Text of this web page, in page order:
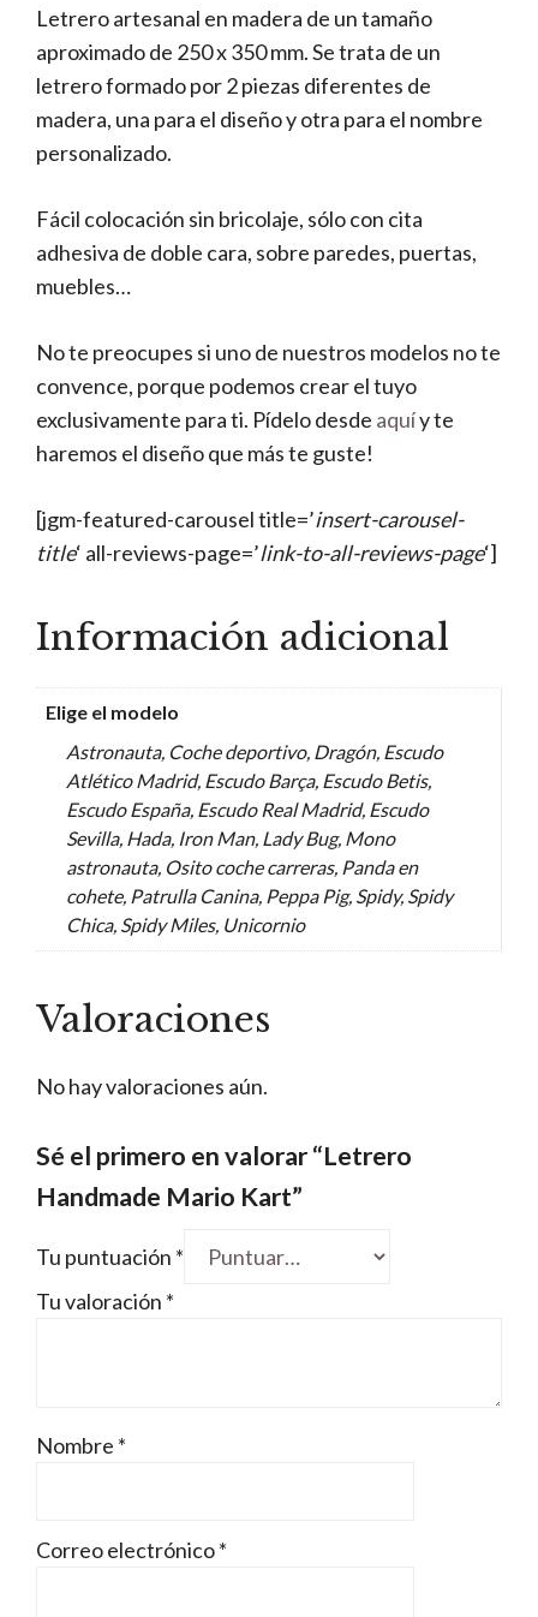
Letrero artesanal en madera de un tamaño
aproximado de 250 x 350 mm. Se trata de un
letrero formado por 2 piezas diferentes de
madera, una para el diseño y otra para el nombre
personalizado.
Fácil colocación sin bricolaje, sólo con cita
adhesiva de doble cara, sobre paredes, puertas,
muebles…
No te preocupes si uno de nuestros modelos no te
convence, porque podemos crear el tuyo
exclusivamente para ti. Pídelo desde aquíy te
haremos el diseño que más te guste!
[jgm-featured-carousel title=’insert-carousel-
title‘ all-reviews-page=’link-to-all-reviews-page‘]
Información adicional
Elige el modelo
Astronauta, Coche deportivo, Dragón, Escudo
Atlético Madrid, Escudo Barça, Escudo Betis,
Escudo España, Escudo Real Madrid, Escudo
Sevilla, Hada, Iron Man, Lady Bug, Mono
astronauta, Osito coche carreras, Panda en
cohete, Patrulla Canina, Peppa Pig, Spidy, Spidy
Chica, Spidy Miles, Unicornio
Valoraciones
No hay valoraciones aún.
Sé el primero en valorar “Letrero
Handmade Mario Kart”
Tu puntuación *
Tu valoración *
Nombre *
Correo electrónico*